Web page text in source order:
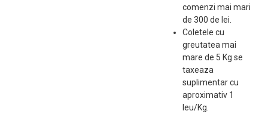
comenzi mai mari
de 300 de lei.
Coletele cu
greutatea mai
mare de 5 Kg se
taxeaza
suplimentar cu
aproximativ 1
leu/Kg.